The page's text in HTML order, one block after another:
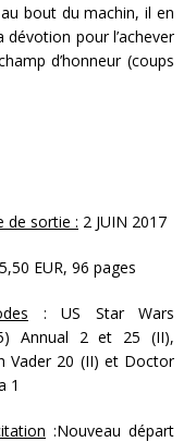
bout du machin, il en
pour l’achever
d’honneur (coups
de sortie : 2 JUIN 2017
5,50 EUR, 96 pages
: US Star Wars
Annual 2 et 25 (II),
Vader 20 (II) et Doctor
1
:Nouveau départ